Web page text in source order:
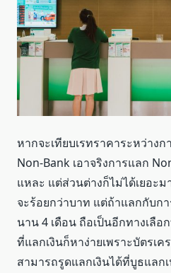
หากจะเทียบเรทราคาระหว่างก
Non-Bank เอาจริงการแลก
แหละ แต่ส่วนต่างก็ไม่ได้เยอะม
จะร้อยกว่าบาท แต่ถ้าแลกกับก
นาน 4 เดือน ถือเป็นอีกทางเลื
ที่แลกเงินก็หาง่ายเพราะบัตรเ
สามารถรูดแลกเงินได้ที่บูธแลก